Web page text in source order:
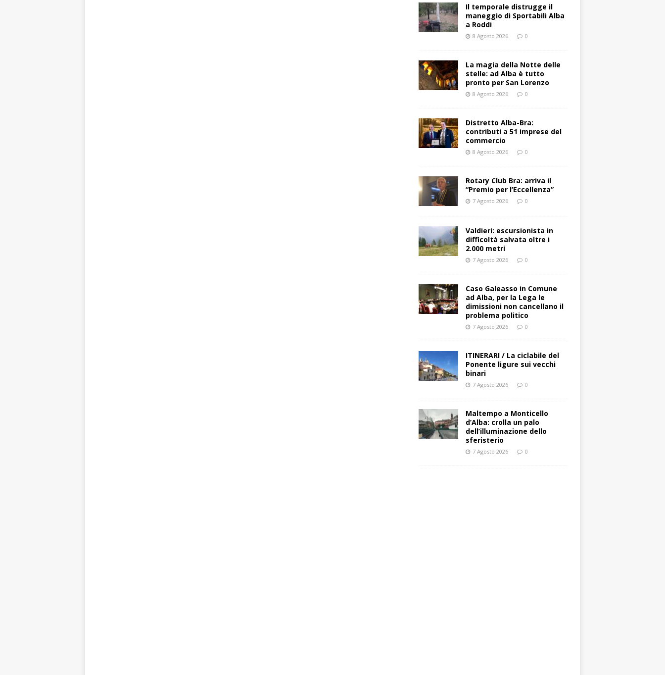
Il temporale distrugge il
maneggio di Sportabili Alba
a Roddi
8 Agosto 2026 0
La magia della Notte delle
stelle: ad Alba è tutto
pronto per San Lorenzo
8 Agosto 2026 0
Distretto Alba-Bra:
contributi a 51 imprese del
commercio
8 Agosto 2026 0
Rotary Club Bra: arriva il
“Premio per l’Eccellenza”
7 Agosto 2026 0
Valdieri: escursionista in
difficoltà salvata oltre i
2.000 metri
7 Agosto 2026 0
Caso Galeasso in Comune
ad Alba, per la Lega le
dimissioni non cancellano il
problema politico
7 Agosto 2026 0
ITINERARI / La ciclabile del
Ponente ligure sui vecchi
binari
7 Agosto 2026 0
Maltempo a Monticello
d’Alba: crolla un palo
dell’illuminazione dello
sferisterio
7 Agosto 2026 0